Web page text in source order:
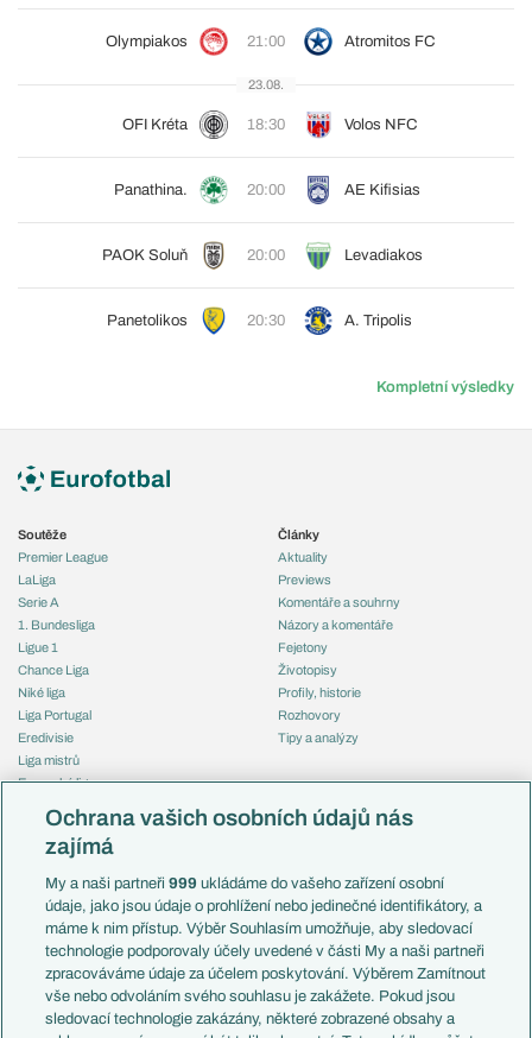
Olympiakos 21:00 Atromitos FC
23.08.
OFI Kréta 18:30 Volos NFC
Panathina. 20:00 AE Kifisias
PAOK Soluň 20:00 Levadiakos
Panetolikos 20:30 A. Tripolis
Kompletní výsledky
Soutěže
Premier League
LaLiga
Serie A
1. Bundesliga
Ligue 1
Chance Liga
Niké liga
Liga Portugal
Eredivisie
Liga mistrů
Evropská liga
Mistrovství světa
Liga národů
Témata
Představení týmů MS
EuroSkauting
PL v kostce
Evropské koeficienty
Přestupy
Články
Aktuality
Previews
Komentáře a souhrny
Názory a komentáře
Fejetony
Životopisy
Profily, historie
Rozhovory
Tipy a analýzy
Česko
Francie
Itálie
Německo
Španělsko
Argentina
Brazílie
Ochrana vašich osobních údajů nás
zajímá
My a naši partneři999 ukládáme do vašeho zařízení osobní
údaje, jako jsou údaje o prohlížení nebo jedinečné identifikátory, a
máme k nim přístup. Výběr Souhlasím umožňuje, aby sledovací
technologie podporovaly účely uvedené v části My a naši partneři
zpracováváme údaje za účelem poskytování. Výběrem Zamítnout
vše nebo odvoláním svého souhlasu je zakážete. Pokud jsou
sledovací technologie zakázány, některé zobrazené obsahy a